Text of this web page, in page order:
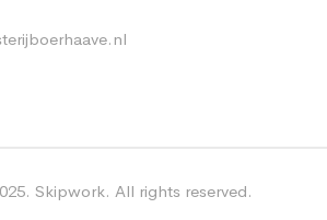
Skipwork. All rights reserved.